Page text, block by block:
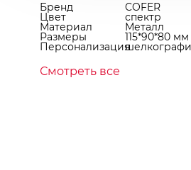
Бренд COFER
Цвет спектр
Материал Металл
Размеры 115*90*80 мм
Персонализация
Смотреть все